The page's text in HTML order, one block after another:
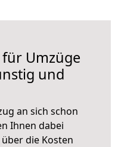
Umzüge
und
an sich schon
Ihnen dabei
die Kosten